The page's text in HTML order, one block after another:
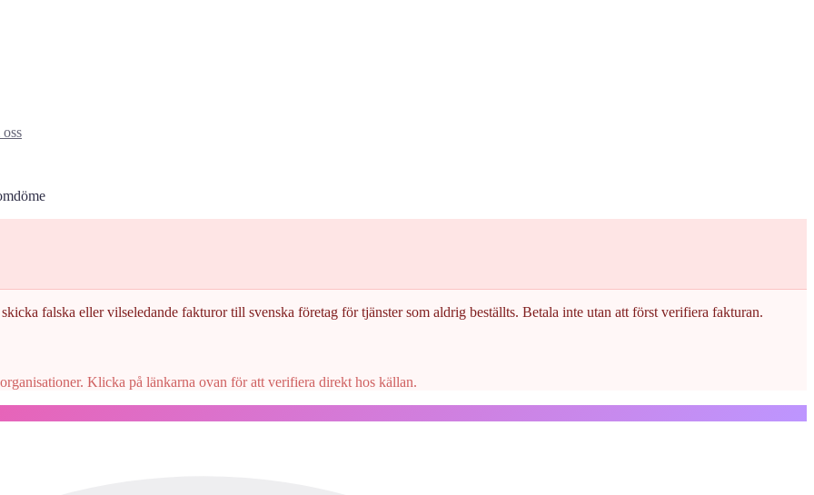
falska eller vilseledande fakturor till svenska företag för tjänster som aldrig beställts. Betala inte utan att först verifiera fakturan.
Klicka på länkarna ovan för att verifiera direkt hos källan.